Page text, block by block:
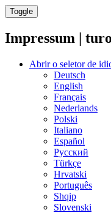
Toggle
Impressum |
Abrir o seletor de
Deutsch
English
Français
Nederlands
Polski
Italiano
Español
Русский
Türkçe
Hrvatski
Português
Shqip
Slovenski